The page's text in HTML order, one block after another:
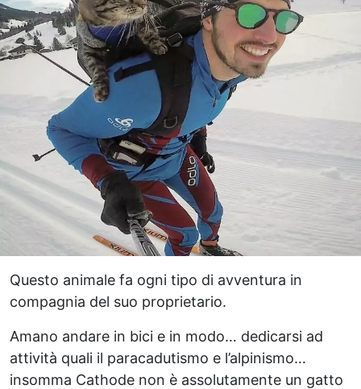
Questo animale fa ogni tipo di avventura in
compagnia del suo proprietario.
Amano andare in bici e in modo… dedicarsi ad
attività quali il paracadutismo e l’alpinismo…
insomma Cathode non è assolutamente un gatto